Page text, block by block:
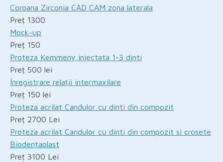
Coroana Zirconia CAD CAM zona laterala
Preț 1300
Mock-up
Preț 150
Proteza Kemmeny injectata 1-3 dinti
Preț 500 lei
Înregistrare relații intermaxilare
Preț 150 lei
Proteza acrilat Candulor cu dinti din compozit
Preț 2700 Lei
Proteza acrilat Candulor cu dinti din compozit si crosete
Biodentaplast
Preț 3100 Lei